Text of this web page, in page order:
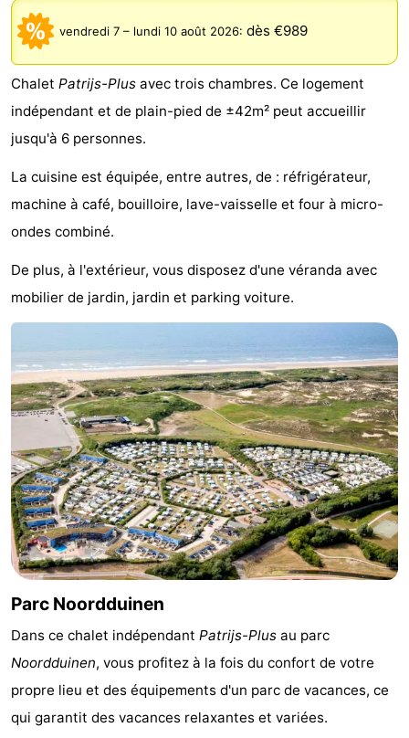
De
Gouden
Spar
-
De
Noordduinen
-
Duinresort
Dunimar
-
Noordwijkse
Duinen
-
Parc
du
Soleil
Hôtels
Last
minutes
Plages
faire
Lieux
d'intérêt
-
Monuments
-
Points
de
vue
Attractions
-
Croisières
-
Terrains
jeux
-
de
Experiences
Centres
vendredi 7 – lundi 10 août 2026: dès €989
Chalet Patrijs-Plus avec trois chambres. Ce logement
indépendant et de plain-pied de ±42m² peut accueillir
jusqu'à 6 personnes.
La cuisine est équipée, entre autres, de : réfrigérateur,
machine à café, bouilloire, lave-vaisselle et four à micro-
ondes combiné.
De plus, à l'extérieur, vous disposez d'une véranda avec
mobilier de jardin, jardin et parking voiture.
Parc Noordduinen
Dans ce chalet indépendant Patrijs-Plus au parc
Noordduinen, vous profitez à la fois du confort de votre
propre lieu et des équipements d'un parc de vacances, ce
qui garantit des vacances relaxantes et variées.